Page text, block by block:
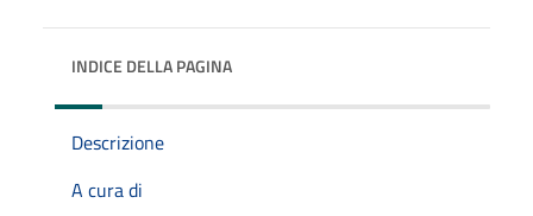
INDICE DELLA PAGINA
Descrizione
A cura di